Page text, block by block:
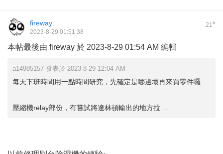
21#
fireway
2023-8-29 01:51:38
本帖最後由 fireway 於 2023-8-29 01:54 AM 編輯
a14985157 發表於 2023-8-29 12:04 AM
每天下班時間用一點時間研究，先確定是哪邊壞再來買零件囉
壓縮機relay部份，有嘗試將達林頓輸出的地方拉 ...